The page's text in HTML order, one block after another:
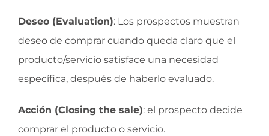
Deseo (Evaluation): Los prospectos muestran
deseo de comprar cuando queda claro que el
producto/servicio satisface una necesidad
específica, después de haberlo evaluado.
Acción (Closing the sale): el prospecto decide
comprar el producto o servicio.